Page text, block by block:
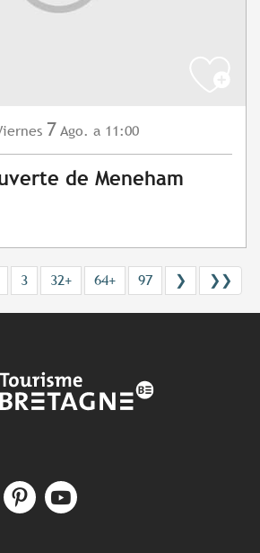
7 Ago. a 11:00
de Meneham
3 32+ 64+ 97 ❯ ❯❯